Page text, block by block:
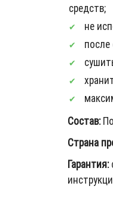
средств;
не
Состав:
Страна
Гарантия: